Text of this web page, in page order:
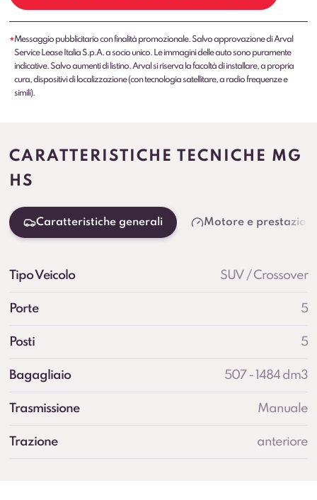
*Messaggio pubblicitario con finalità promozionale. Salvo approvazione di Arval
Service Lease Italia S.p.A. a socio unico. Le immagini delle auto sono puramente
indicative. Salvo aumenti di listino. Arval si riserva la facoltà di installare, a propria
cura, dispositivi di localizzazione (con tecnologia satellitare, a radio frequenze e
simili).
CARATTERISTICHE TECNICHE MG
HS
Caratteristiche generali Motore e prestazioni
Tipo Veicolo SUV / Crossover
Porte 5
Posti 5
Bagagliaio 507 - 1484 dm3
Trasmissione Manuale
Trazione anteriore